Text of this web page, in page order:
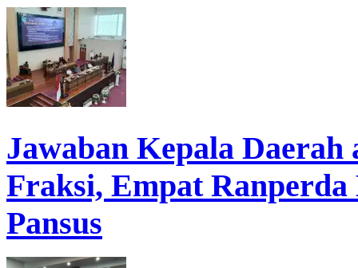
Jawaban Kepala Daerah
Fraksi, Empat Ranperda
Pansus